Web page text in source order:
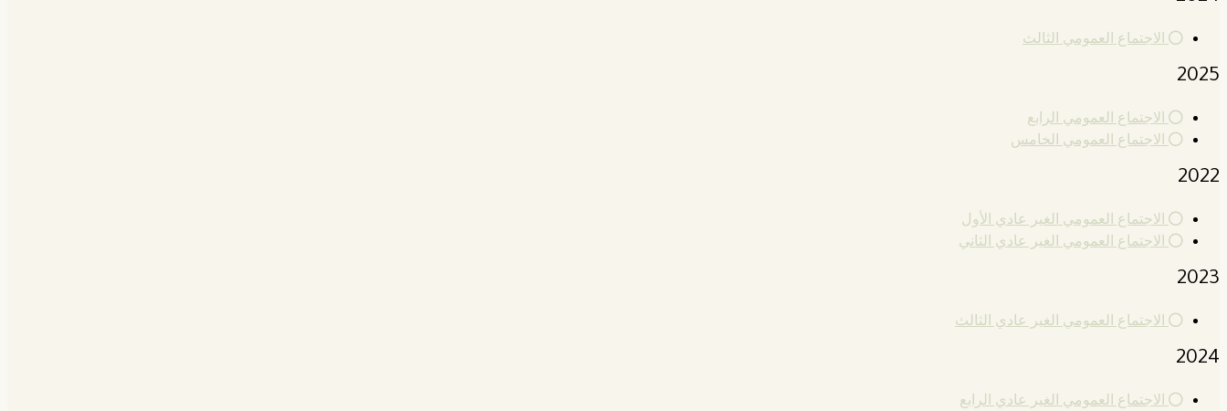
الاجتماع العمومي الثالث
2025
الاجتماع العمومي الرابع
الاجتماع العمومي الخامس
2022
الاجتماع العمومي الغير عادي الأول
الاجتماع العمومي الغير عادي الثاني
2023
الاجتماع العمومي الغير عادي الثالث
2024
الاجتماع العمومي الغير عادي الرابع